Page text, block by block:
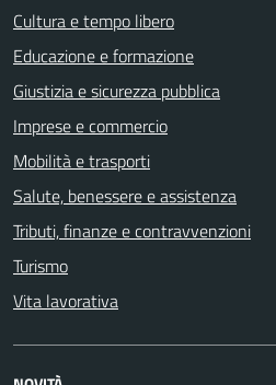
Cultura e tempo libero
Educazione e formazione
Giustizia e sicurezza pubblica
Imprese e commercio
Mobilità e trasporti
Salute, benessere e assistenza
Tributi, finanze e contravvenzioni
Turismo
Vita lavorativa